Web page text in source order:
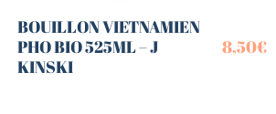
BOUILLON VIETNAMIEN
PHO BIO 525ML – J
KINSKI
8,50€